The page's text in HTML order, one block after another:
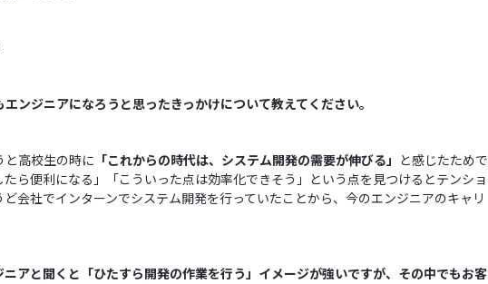
ンジニアになろうと思ったきっかけについて教えてください。
と高校生の時に 「これからの時代は、システム開発の需要が伸びる」
と感じたためで
ら便利になる」「こういった点は効率化できそう」という点を見つけるとテンショ
ど会社でインターンでシステム開発を行っていたことから、今のエンジニアのキャリ
ニアと聞くと「ひたすら開発の作業を行う」イメージが強いですが、その中でもお客